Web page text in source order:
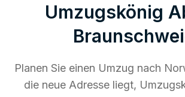
Umzugskönig
Planen Sie einen Umzug nach
die neue Adresse liegt,